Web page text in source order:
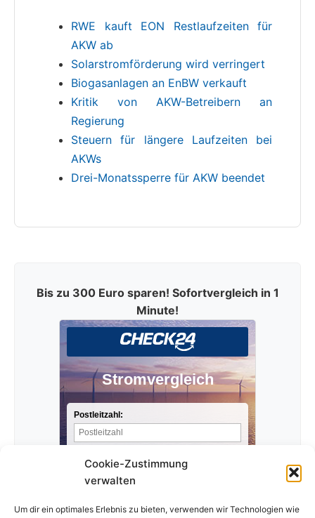
Cookie-Zustimmung
verwalten
Um dir ein optimales Erlebnis zu bieten, verwenden wir Technologien wie
RWE kauft EON Restlaufzeiten für
AKW ab
Solarstromförderung wird verringert
Biogasanlagen an EnBW verkauft
Kritik von AKW-Betreibern an
Regierung
Steuern für längere Laufzeiten bei
AKWs
Drei-Monatssperre für AKW beendet
Bis zu 300 Euro sparen! Sofortvergleich in 1
Minute!
Stromvergleich
Postleitzahl: